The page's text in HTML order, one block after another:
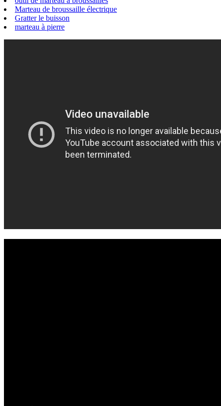
Marteau de broussaille électrique
Gratter le buisson
marteau à pierre